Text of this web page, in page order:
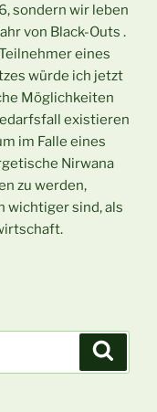
sondern wir leben
von Black-Outs .
eines
würde ich jetzt
Möglichkeiten
existieren
im Falle eines
Nirwana
zu werden,
wichtiger sind, als